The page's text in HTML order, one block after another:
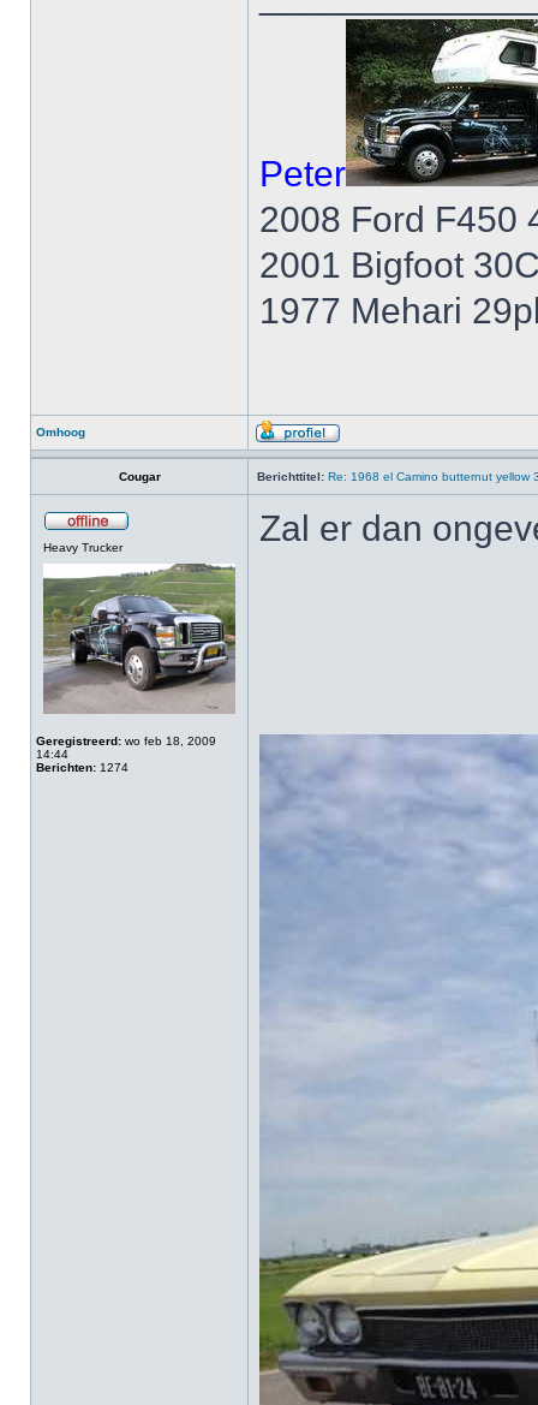
Peter
2008 Ford F450
2001 Bigfoot
1977 Mehari
Omhoog
Cougar Berichttitel: Re: 1968 el Camino butternut yellow
Heavy Trucker
Geregistreerd: wo feb 18, 2009
14:44
Berichten: 1274
Zal er dan